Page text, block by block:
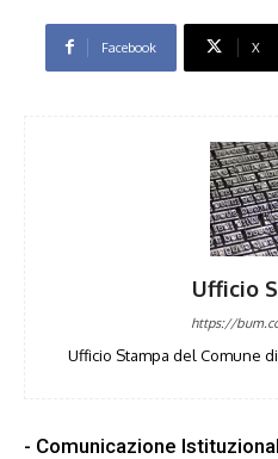
Facebook X
Ufficio
https://
Ufficio Stampa del Comune
- Comunicazione